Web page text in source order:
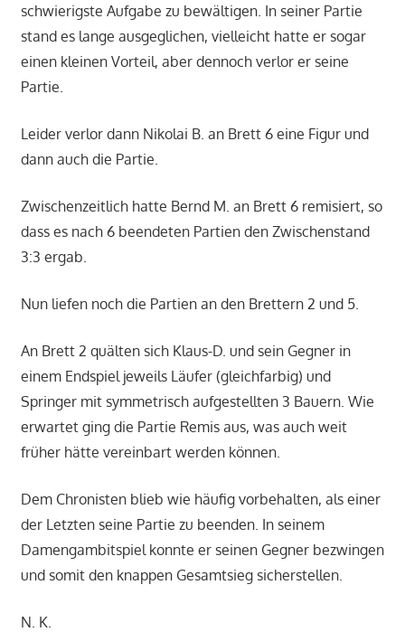
schwierigste Aufgabe zu bewältigen. In seiner Partie
stand es lange ausgeglichen, vielleicht hatte er sogar
einen kleinen Vorteil, aber dennoch verlor er seine
Partie.
Leider verlor dann Nikolai B. an Brett 6 eine Figur und
dann auch die Partie.
Zwischenzeitlich hatte Bernd M. an Brett 6 remisiert, so
dass es nach 6 beendeten Partien den Zwischenstand
3:3 ergab.
Nun liefen noch die Partien an den Brettern 2 und 5.
An Brett 2 quälten sich Klaus-D. und sein Gegner in
einem Endspiel jeweils Läufer (gleichfarbig) und
Springer mit symmetrisch aufgestellten 3 Bauern. Wie
erwartet ging die Partie Remis aus, was auch weit
früher hätte vereinbart werden können.
Dem Chronisten blieb wie häufig vorbehalten, als einer
der Letzten seine Partie zu beenden. In seinem
Damengambitspiel konnte er seinen Gegner bezwingen
und somit den knappen Gesamtsieg sicherstellen.
N. K.